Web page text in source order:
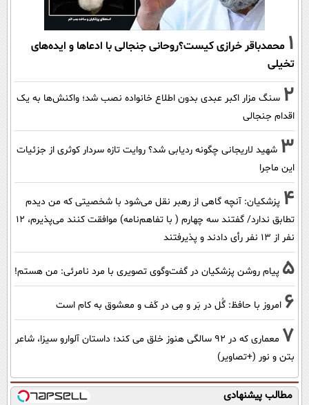
1 محمدباقر خرازی کیست؟روحانی جنجالی با ادعاها و ایده‌های
تخیلی
2 سنگ مزار اکبر عبدی بدون اطلاع خانواده نصب شد؛ واکنش‌ها به یک
اقدام جنجالی
3 شهید لاریجانی چگونه ردیابی شد؟ روایت تازه سردار کوثری از جزئیات
این ماجرا
4 پزشکیان‌: آنچه گاهی از رهبر نقل می‌شود با شخصیتی که من دیدم
تطابق ندارد/ گفتند سه چهارم ( با تفاهم‌نامه) موافقت کنند می‌پذیرم، 12
نفر از 13 نفر رأی دادند و پذیرفتند
5 پیام روشن پزشکیان در گفت‌و‌گوی تصویری با مرد نامرئی: من هستم!
6 امروز با حافظ: گُل در بَر و مِی در کَف و معشوق به کام است
7
معماری که در 92 سالگی هنوز خلق می کند؛ داستان آلوارو سیزا، شاعر
بتن و نور (+تصاویر)
مطالب پیشنهادی